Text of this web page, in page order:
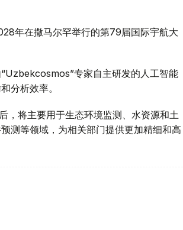
年在撒马尔罕举行的第79届国际宇航大
专家自主研发的人工智能
分析效率。
，将主要用于生态环境监测、水资源和土
测等领域，为相关部门提供更加精细和高